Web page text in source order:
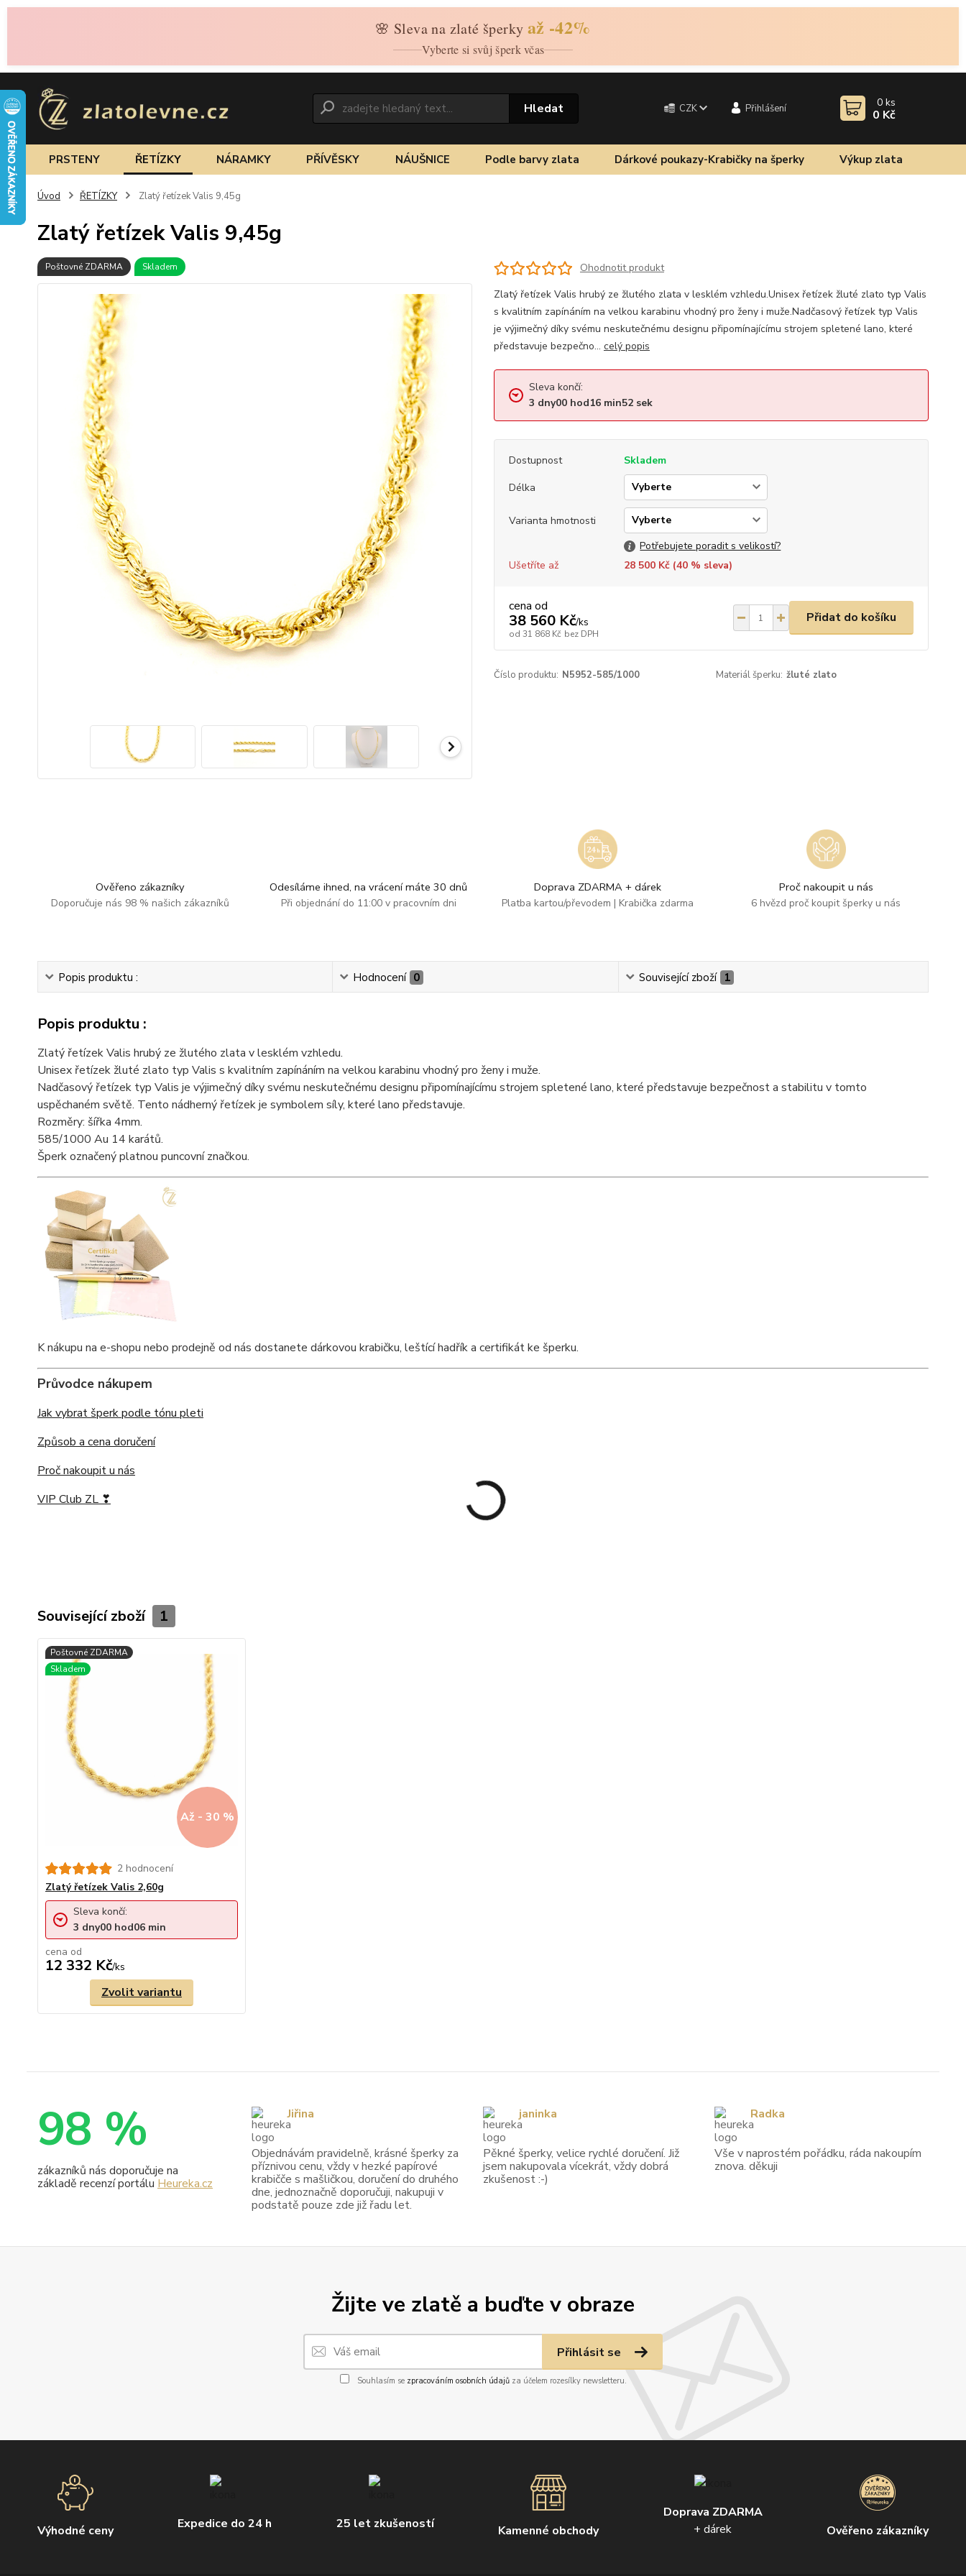
🌸 Sleva na zlaté šperky až -42%
Vyberte si svůj šperk včas
CZK Přihlášení
Hledat 0 ks
0 Kč
PRSTENY ŘETÍZKY NÁRAMKY PŘÍVĚSKY NÁUŠNICE Podle barvy zlata Dárkové poukazy-Krabičky na šperky Výkup zlata
Úvod ŘETÍZKY Zlatý řetízek Valis 9,45g
Zlatý řetízek Valis 9,45g
Poštovné ZDARMA Skladem
Ohodnotit produkt
Zlatý řetízek Valis hrubý ze žlutého zlata v lesklém vzhledu.Unisex řetízek žluté zlato typ Valis
s kvalitním zapínáním na velkou karabinu vhodný pro ženy i muže.Nadčasový řetízek typ Valis
je výjimečný díky svému neskutečnému designu připomínajícímu strojem spletené lano, které
představuje bezpečno... celý popis
Sleva končí:
3 dny00hod16min51sek
Dostupnost
Skladem
Délka
Varianta hmotnosti
Potřebujete poradit s velikostí?
Ušetříte až
28 500 Kč (40% sleva)
cena od
38 560 Kč/ks
od 31 868 Kč bez DPH
Přidat do košíku
Číslo produktu: N5952-585/1000 Materiál šperku: žluté zlato
Ověřeno zákazníky
Doporučuje nás 98 % našich zákazníků
Odesíláme ihned, na vrácení máte 30 dnů
Při objednání do 11:00 v pracovním dni
Doprava ZDARMA + dárek
Platba kartou/převodem | Krabička zdarma
Proč nakoupit u nás
6 hvězd proč koupit šperky u nás
Popis produktu : Hodnocení 0 Související zboží 1
Popis produktu :
Zlatý řetízek Valis hrubý ze žlutého zlata v lesklém vzhledu.
Unisex řetízek žluté zlato typ Valis s kvalitním zapínáním na velkou karabinu vhodný pro ženy i muže.
Nadčasový řetízek typ Valis je výjimečný díky svému neskutečnému designu připomínajícímu strojem spletené lano, které představuje bezpečnost a stabilitu v tomto
uspěchaném světě. Tento nádherný řetízek je symbolem síly, které lano představuje.
Rozměry: šířka 4mm.
585/1000 Au 14 karátů.
Šperk označený platnou puncovní značkou.
K nákupu na e-shopu nebo prodejně od nás dostanete dárkovou krabičku, leštící hadřík a certifikát ke šperku.
Průvodce nákupem
Jak vybrat šperk podle tónu pleti
Způsob a cena doručení
Proč nakoupit u nás
VIP Club ZL ❣
Související zboží 1
Až - 30 %
2 hodnocení
Zlatý řetízek Valis 2,60g
cena od
12 332 Kč/ks
Sleva končí:
3 dny00 hod06 min
Zvolit variantu
Žijte ve zlatě a buďte v obraze
Přihlásit se
Souhlasím se zpracováním osobních údajůza účelem rozesílky newsletteru.
Výhodné ceny Expedice do 24 h 25 let zkušeností Kamenné obchody
Doprava ZDARMA
+ dárek
Ověřeno zákazníky
98 %
zákazníků nás doporučuje na
základě recenzí portálu Heureka.cz
Objednávám pravidelně, krásné šperky za
příznivou cenu, vždy v hezké papírové
krabičče s mašličkou, doručení do druhého
dne, jednoznačně doporučuji, nakupuji v
podstatě pouze zde již řadu let.
Jiřina
Pěkné šperky, velice rychlé doručení. Již
jsem nakupovala vícekrát, vždy dobrá
zkušenost :-)
janinka
Vše v naprostém pořádku, ráda nakoupím
znova. děkuji
Radka